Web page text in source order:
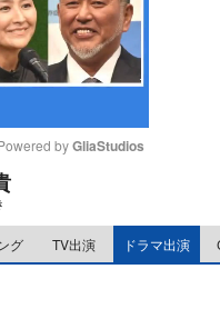
e
by GliaStudios
グ TV出演 ドラマ出演